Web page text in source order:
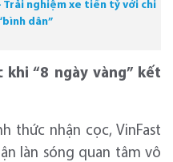
Trải nghiệm xe tiền tỷ với chi
dân”
“8 ngày vàng” kết
thức nhận cọc, VinFast
làn sóng quan tâm vô